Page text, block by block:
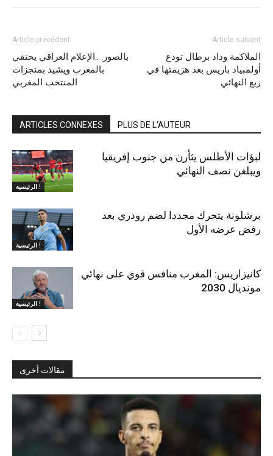
Article précédent
بالصور. ..الإعلام العراقي يحتفي
بالمغرب ويشيد بمنجزات
المنتخب المغربي
Article suivant
الملاكمة وداد برطال تودع
أولمبياد باريس بعد هزيمتها في
ربع النهائي
ARTICLES CONNEXES PLUS DE L'AUTEUR
الرئيسية !
لبؤات الأطلس يثأرن من جنوب إفريقيا
ويبلغن نصف النهائي
الرئيسية !
برشلونة يتحرك مجددا لضم رودري بعد
رفض عرضه الأول
الرئيسية !
كانيزاريس: المغرب منافس قوي على نهائي
مونديال 2030
مقالات أخرى